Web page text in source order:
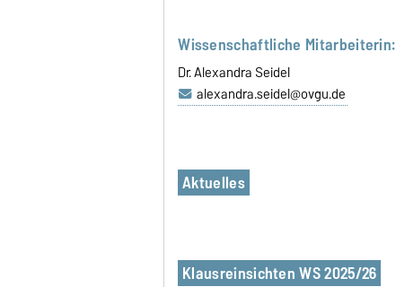
Wissenschaftliche Mitarbeiterin:
Dr. Alexandra Seidel
alexandra.seidel@ovgu.de
Aktuelles
Klausreinsichten WS 2025/26